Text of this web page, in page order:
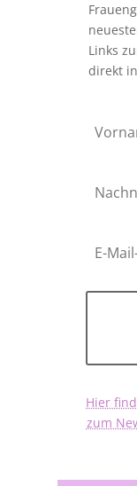
Links
direkt
Hier
zum